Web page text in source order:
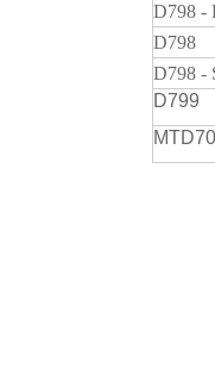
D798 -
D798
D798 -
D799